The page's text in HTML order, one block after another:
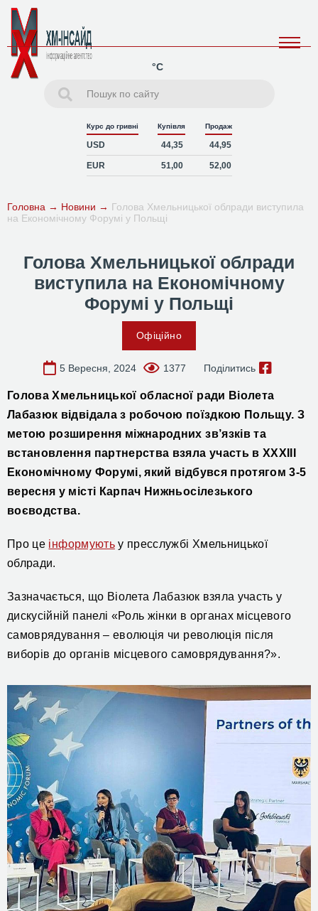
°C
Курс до гривні Купівля Продаж
USD 44,35 44,95
EUR 51,00 52,00
Головна → Новини → Голова Хмельницької облради виступила
на Економічному Форумі у Польщі
Голова Хмельницької облради
виступила на Економічному
Форумі у Польщі
Офіційно
5 Вересня, 2024 1377 Поділитись
ГоловаХмельницькоїобласної ради Віолета
Лабазюк відвідала з робочою поїздкою Польщу. З
метою розширення міжнародних зв’язків та
встановлення партнерства взяла участь вХХХІIІ
Економічному Форумі, який відбувся протягом 3-5
вересня у місті Карпач Нижньосілезького
воєводства.
Про це інформуютьу пресслужбі Хмельницької
облради.
Зазначається, що Віолета Лабазюк взяла участь у
дискусійній панелі «Роль жінки в органах місцевого
самоврядування – еволюція чи революція після
виборів до органів місцевого самоврядування?».